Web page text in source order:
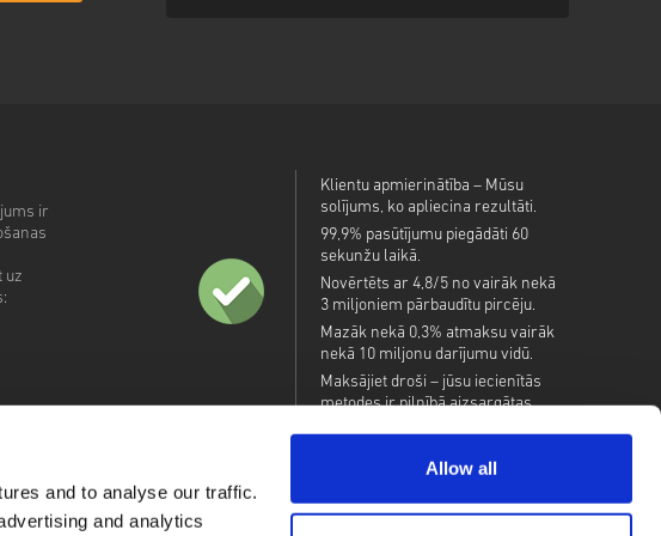
and to analyse our traffic.
and analytics
Allow all
ir
uz
Klientu apmierinātība – Mūsu
solījums, ko apliecina rezultāti.
99,9% pasūtījumu piegādāti 60
sekunžu laikā.
Novērtēts ar 4,8/5 no vairāk nekā
3 miljoniem pārbaudītu pircēju.
Mazāk nekā 0,3% atmaksu vairāk
nekā 10 miljonu darījumu vidū.
Maksājiet droši – jūsu iecienītās
metodes ir pilnībā aizsargātas.